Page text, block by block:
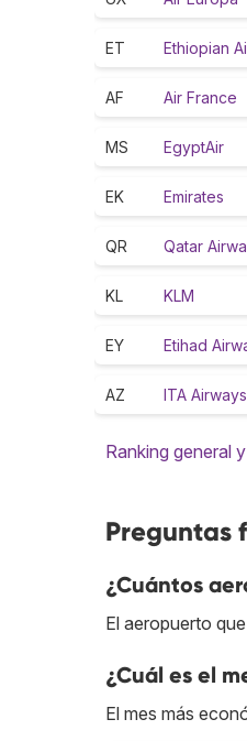
ET Ethiopian
AF Air France
MS EgyptAir
EK Emirates
QR Qatar
KL KLM
EY Etihad
AZ ITA Airways
Ranking general
Preguntas
¿Cuántos
El aeropuerto
¿Cuál es el
El mes más